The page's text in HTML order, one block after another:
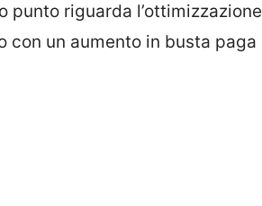
punto riguarda l’ottimizzazione
con un aumento in busta paga